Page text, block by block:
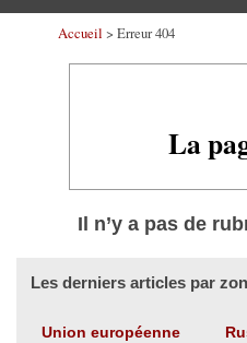
Accueil > Erreur 404
La
Il n’y a pas de
Les derniers articles par
Union européenne